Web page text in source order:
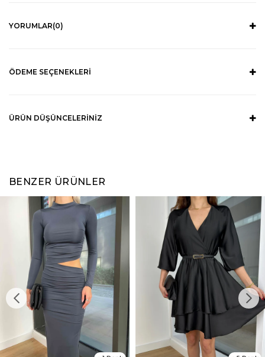
YORUMLAR(0)
ÖDEME SEÇENEKLERI
ÜRÜN DÜŞÜNCELERINIZ
BENZER ÜRÜNLER